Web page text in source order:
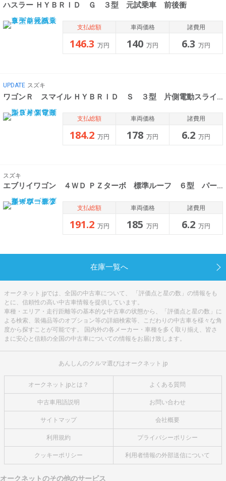
ハスラー ＨＹＢＲＩＤ Ｇ ３型 元試乗車 前後衝
支払総額
146.3 万円
車両価格
140 万円
諸費用
6.3 万円
UPDATE スズキ
ワゴンＲ スマイル ＨＹＢＲＩＤ Ｓ ３型 片側電動スライド
支払総額
184.2 万円
車両価格
178 万円
諸費用
6.2 万円
スズキ
エブリイワゴン ４ＷＤ ＰＺターボ 標準ルーフ ６型 パートタイ
支払総額
191.2 万円
車両価格
185 万円
諸費用
6.2 万円
在庫一覧へ
オークネット.jpでは、全国の中古車について、 「評価点と星の数」の情報をも
とに、信頼性の高い中古車情報を提供しています。
車種・エリア・走行距離等の基本的な中古車の状態から、「評価点と星の数」に
よる検索、装備品等のオプション等の詳細検索等、こだわりの中古車を様々な角
度から探すことが可能です。 国内外の各メーカー・車種を多く取り揃え、皆さ
まに安心と信頼の全国の中古車についての情報をお届け致します。
あんしんのクルマ選びはオークネット.jp
オークネット.jpとは？ よくある質問
中古車用語説明 お問い合わせ
サイトマップ 会社概要
利用規約 プライバシーポリシー
クッキーポリシー 利用者情報の外部送信について
オークネットのその他のサービス